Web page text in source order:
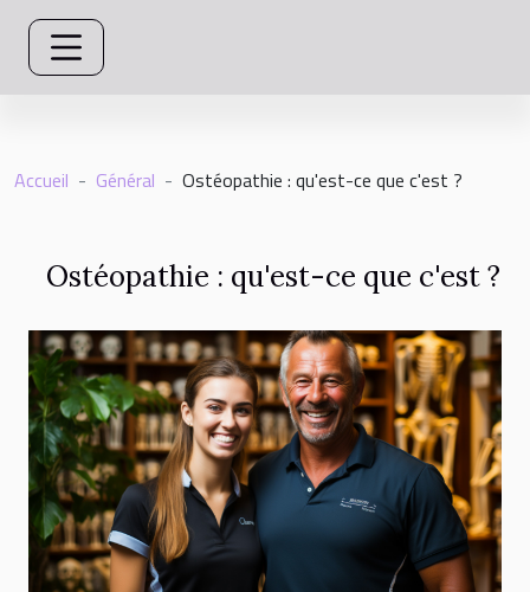
Accueil Général Ostéopathie : qu'est-ce que c'est ?
Ostéopathie : qu'est-ce que c'est ?